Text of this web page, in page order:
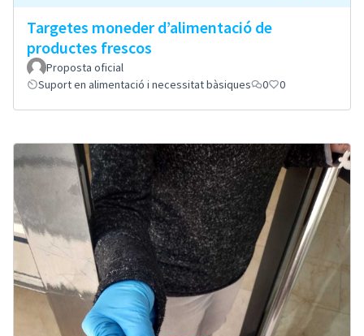
Targetes moneder d’alimentació de
productes frescos
Proposta oficial
Suport en alimentació i necessitat bàsiques
0 0